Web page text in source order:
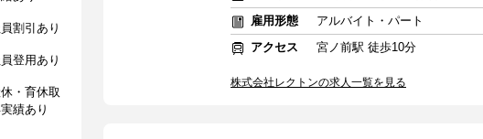
割引あり
登用あり
・育休取
績あり
雇用形態
アルバイト・パート
アクセス
宮ノ前駅 徒歩10分
株式会社レクトンの求人一覧を見る